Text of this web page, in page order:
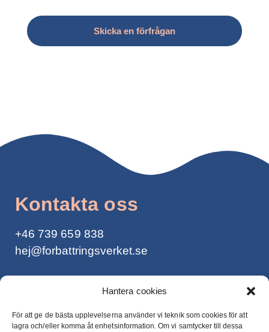
Hantera cookies
För att ge de bästa upplevelserna använder vi teknik som cookies för att
lagra och/eller komma åt enhetsinformation. Om vi ​​samtycker till dessa
Skicka en förfrågan
Kontakta oss
+46 739 659 838
hej@forbattringsverket.se
Integritetspolicy >